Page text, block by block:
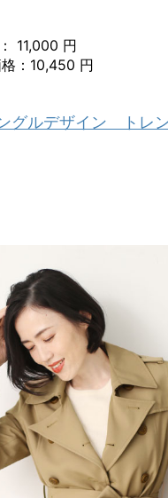
11,000 円
：10,450 円
ルデザイン トレン